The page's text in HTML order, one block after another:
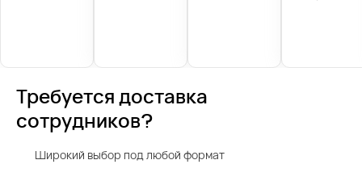
Требуется доставка
сотрудников?
Широкий выбор под любой формат